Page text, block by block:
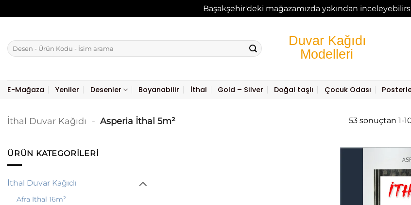
Başakşehir'deki mağazamızda yakından
Ara:
E-Mağaza Yeniler Desenler Boyanabilir İthal Gold – Silver Doğal taşlı Çocuk Odası
İthal Duvar Kağıdı - Asperia İthal 5m² 53 sonuçtan 1-
ÜRÜN KATEGORILERI
İthal Duvar Kağıdı
Afra İthal 16m²